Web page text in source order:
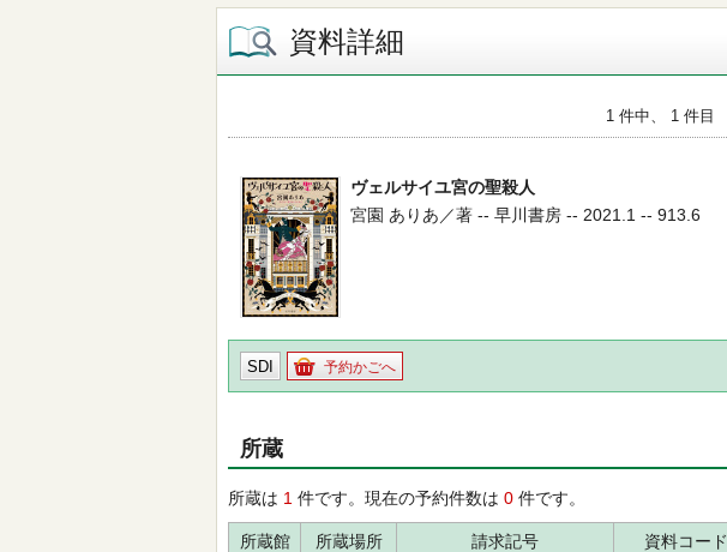
資料詳細
1 件中、 1 件目
ヴェルサイユ宮の聖殺人
宮園 ありあ／著 -- 早川書房 -- 2021.1 -- 913.6
SDI 予約かごへ
所蔵
所蔵は 1 件です。現在の予約件数は 0 件です。
所蔵館 所蔵場所 請求記号 資料コード